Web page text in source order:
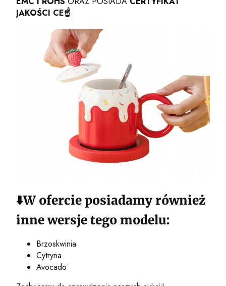
JAKOŚCI CE☝️
⬇️W ofercie posiadamy również
inne wersje tego modelu:
Brzoskwinia
Cytryna
Avocado